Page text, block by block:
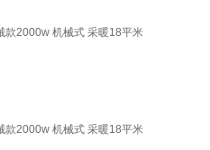
款2000w 机械式 采暖18平米
款2000w 机械式 采暖18平米